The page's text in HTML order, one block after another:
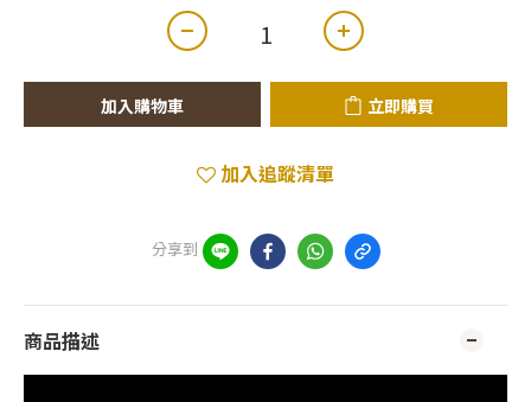
加入購物車 立即購買
加入追蹤清單
分享到
商品描述